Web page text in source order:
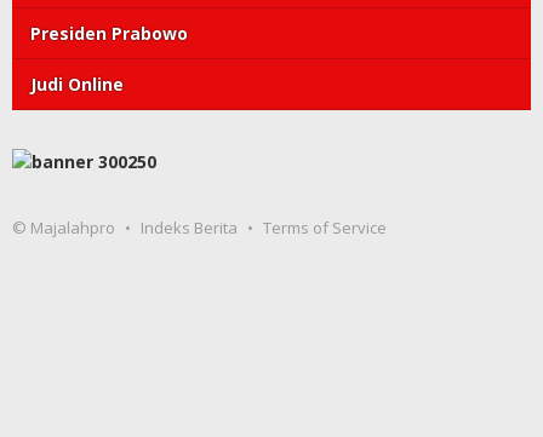
Presiden Prabowo
Judi Online
© Majalahpro Indeks Berita Terms of Service